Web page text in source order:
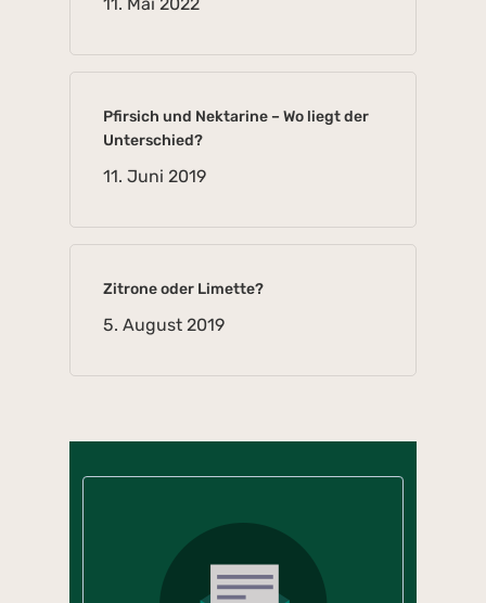
Pfirsich und Nektarine – Wo liegt der
Unterschied?
11. Juni 2019
Zitrone oder Limette?
5. August 2019